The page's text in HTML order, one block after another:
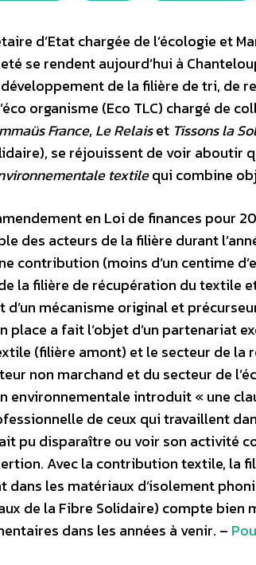
d’Etat chargée de l’écologie et
se rendent aujourd’hui à
de la filière de tri, de
organisme (Eco TLC) chargé de
France, Le Relaiset Tissons la
se réjouissent de voir aboutir
textilequi combine
en Loi de finances pour
des acteurs de la filière durant
contribution (moins d’un centime
la filière de récupération du textile
d’un mécanisme original et
place a fait l’objet d’un partenariat
(filière amont) et le secteur de la
non marchand et du secteur de
environnementale introduit « une
de ceux qui travaillent
pu disparaître ou voir son activité
Avec la contribution textile, la
dans les matériaux d’isolement
de la Fibre Solidaire) compte
dans les années à venir. –